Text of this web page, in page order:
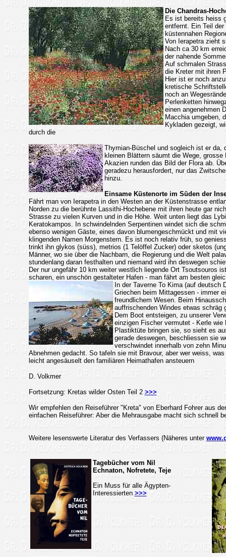
Die Chandras-
Es ist bereits heiss
entfernt. Ein Teil
küstennahen
Von Ierapetra zieht
Nach ca 30 km
der nahende
Auf schmalen
die Kreter mit ihren
Hier ist er noch
kretische
noch an
Perlenketten
einen angenehmen
Macchia umgeben,
Kykladen gezeigt,
durch die
Thymian-Büschel und sogleich ist er da,
kleinen Blättern säumt die Wege,
Akazien runden das Bild der Flora ab.
geradezu herausfordert, nur das
hinzu.
Einsame Küstenorte im Süden der
Fährt man von Ierapetra in den Westen an der Küstenstrasse
Norden zu die berühnte Lassithi-Hochebene mit ihren heute gar
Strasse zu vielen Kurven und in die Höhe. Weit unten liegt das
Keratokampos. In schwindelnden Serpentinen windet sich die
ebenso wenigen Gäste, eines davon blumengeschmückt und mit
klingenden Namen Morgenstern. Es ist noch relativ früh, so
trinkt ihn glykos (süss), metrios (1 Telöffel Zucker) oder sketos
Männer, wo sie über die Nachbarn, die Regierung und die Welt
stundenlang daran festhalten und niemand wird ihn deswegen
Der nur ungefähr 10 km weiter westlich liegende Ort Tsoutsouros
scharen, ein unschön gestalteter Hafen - man fährt am besten
In der Taverne To Kima (auf
Griechen beim Mittagessen - immer
freundlichem Wesen. Beim
auffrischenden Windes etwas schräg
Dem Boot entsteigen, zu unserer
einzigen Fischer vermutet - Kerle wie
Plastiktüte bringen sie, so sieht es
gerade deswegen, beschliessen sie
verschwindet innerhalb von zehn
Abnehmen gedacht. So tafeln sie mit Bravour, aber wer weiss,
leicht angesäuselt den familiären Heimathafen ansteuern
D. Volkmer
Fortsetzung: Kretas wilder Osten Teil 2 >>>
Wir empfehlen den Reiseführer "Kreta" von Eberhard Fohrer aus
einfachen Reiseführer: Aber die Mehrausgabe macht sich schnell
Weitere lesenswerte Literatur des Verfassers (Näheres unter
Tagebücher vom Nil
Echnaton, Nofretete, Teje
Ein Muss für alle Ägypten-
Interessierten >>>